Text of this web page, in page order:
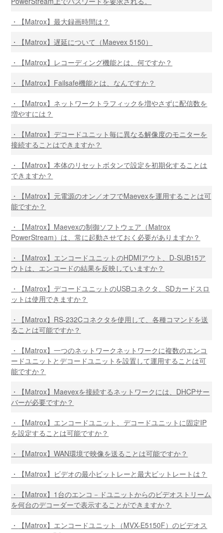
【Matrox】最大録画時間は？
【Matrox】遅延について（Maevex 5150）
【Matrox】レコーディング機能とは、何ですか？
【Matrox】Failsafe機能とは、なんですか？
【Matrox】ネットワークトラフィックを増やさずに配信数を
増やすには？
【Matrox】デコードユニット毎に異なる解像度のモニターを
接続することはできますか？
【Matrox】本体のリセットボタンで設定を初期化することは
できますか？
【Matrox】元電源のオン／オフでMaevexを運用することは可
能ですか？
【Matrox】Maevexの制御ソフトウェア（Matrox
PowerStream）は、常に起動させておく必要がありますか？
【Matrox】エンコードユニットのHDMIアウト、D-SUB15ア
ウトは、エンコードの結果を反映していますか？
【Matrox】デコードユニットのUSBコネクタ、SDカードスロ
ットは使用できますか？
【Matrox】RS-232Cコネクタを使用して、各種コマンドを送
ることは可能ですか？
【Matrox】一つのネットワークネットワークに複数のエンコ
ードユニットとデコードユニットを設置して運用することは可
能ですか？
【Matrox】Maevexを接続するネットワークには、DHCPサー
バーが必要ですか？
【Matrox】エンコードユニット、デコードユニットに固定IP
を設定することは可能ですか？
【Matrox】WAN環境で映像を送ることは可能ですか？
【Matrox】ビデオの最小ビットレーと最大ビットレートは？
【Matrox】1台のエンコ－ドユニットからのビデオストリーム
を何台のデコーダーで表示することができますか？
【Matrox】エンコードユニット（MVX-E5150F）のビデオス